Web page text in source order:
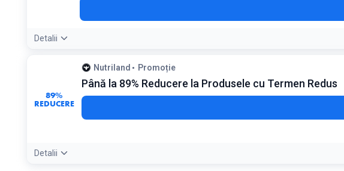
Detalii
89%
REDUCERE
Nutriland Promoție
Până la 89% Reducere la Produsele cu Termen Redus
Detalii